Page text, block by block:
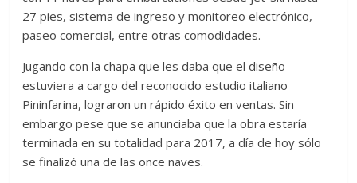
27 pies, sistema de ingreso y monitoreo electrónico,
paseo comercial, entre otras comodidades.
Jugando con la chapa que les daba que el diseño
estuviera a cargo del reconocido estudio italiano
Pininfarina, lograron un rápido éxito en ventas. Sin
embargo pese que se anunciaba que la obra estaría
terminada en su totalidad para 2017, a día de hoy sólo
se finalizó una de las once naves.